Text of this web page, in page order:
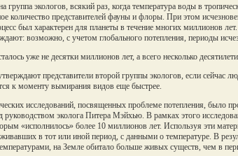
группа экологов, всякий раз, когда температура воды в
количество представителей фауны и флоры. При этом
был характерен для планеты в течение многих миллионов
возможно, с учетом глобального потепления, периоды
уже не десятки миллионов лет, а всего несколько
представители второй группы экологов, если сейчас
к моменту вымирания видов еще быстрее.
исследований, посвященных проблеме потепления, было
руководством эколога Питера Мэйхью. В рамках этого
«исполнилось» более 10 миллионов лет. Используя эти
в тот или иной период, с данными о температуре. В
на Земле обитало больше живых существ, чем в